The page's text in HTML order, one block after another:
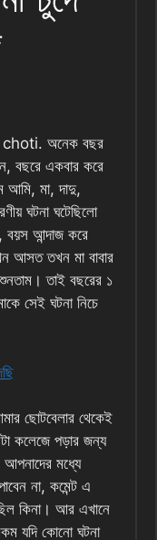
choti. অনেক বছর
বছরে একবার করে
আমি, মা, দাদু,
ঘটনা ঘটেছিলো
বয়স আন্দাজ করে
আসত তখন মা বাবার
শুনতাম। তাই বছরের ১
সেই ঘটনা নিচে
ছোটবেলার থেকেই
কলেজে পড়ার জন্য
আপনাদের মধ্যে
না, কমেন্ট এ
কিনা। আর এখানে
যদি কোনো ঘটনা